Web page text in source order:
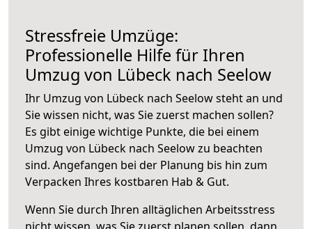
Stressfreie Umzüge:
Professionelle Hilfe für Ihren
Umzug von Lübeck nach Seelow
Ihr Umzug von Lübeck nach Seelow steht an und
Sie wissen nicht, was Sie zuerst machen sollen?
Es gibt einige wichtige Punkte, die bei einem
Umzug von Lübeck nach Seelow zu beachten
sind. Angefangen bei der Planung bis hin zum
Verpacken Ihres kostbaren Hab & Gut.
Wenn Sie durch Ihren alltäglichen Arbeitsstress